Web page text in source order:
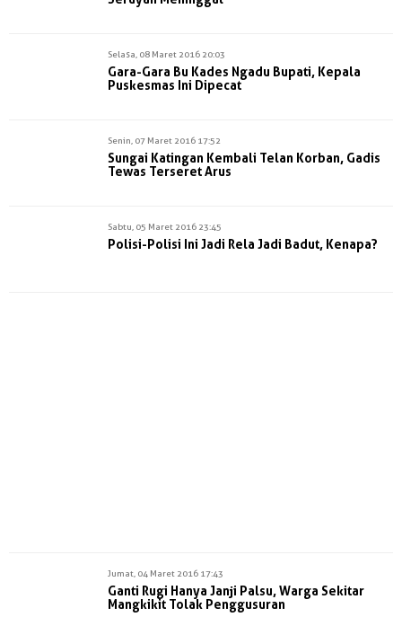
Selasa, 08 Maret 2016 20:03
Gara-Gara Bu Kades Ngadu Bupati, Kepala
Puskesmas Ini Dipecat
Senin, 07 Maret 2016 17:52
Sungai Katingan Kembali Telan Korban, Gadis
Tewas Terseret Arus
Sabtu, 05 Maret 2016 23:45
Polisi-Polisi Ini Jadi Rela Jadi Badut, Kenapa?
Jumat, 04 Maret 2016 17:43
Ganti Rugi Hanya Janji Palsu, Warga Sekitar
Mangkikit Tolak Penggusuran